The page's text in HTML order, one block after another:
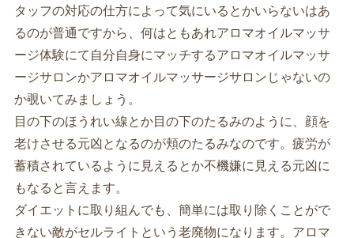
タッフの対応の仕方によって気にいるとかいらないはあ
るのが普通ですから、何はともあれアロマオイルマッサ
ージ体験にて自分自身にマッチするアロマオイルマッサ
ージサロンかアロマオイルマッサージサロンじゃないの
か覗いてみましょう。
目の下のほうれい線とか目の下のたるみのように、顔を
老けさせる元凶となるのが頬のたるみなのです。疲労が
蓄積されているように見えるとか不機嫌に見える元凶に
もなると言えます。
ダイエットに取り組んでも、簡単には取り除くことがで
きない敵がセルライトという老廃物になります。アロマ